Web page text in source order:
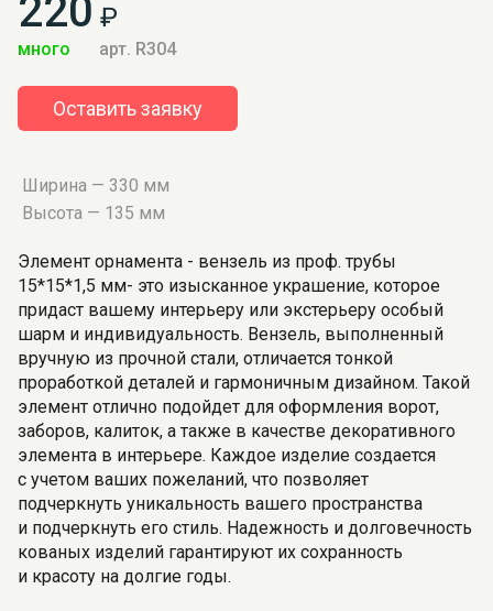
220 ₽
много арт. R304
Оставить заявку
Ширина — 330 мм
Высота — 135 мм
Элемент орнамента - вензель из проф. трубы
15*15*1,5 мм- это изысканное украшение, которое
придаст вашему интерьеру или экстерьеру особый
шарм и индивидуальность. Вензель, выполненный
вручную из прочной стали, отличается тонкой
проработкой деталей и гармоничным дизайном. Такой
элемент отлично подойдет для оформления ворот,
заборов, калиток, а также в качестве декоративного
элемента в интерьере. Каждое изделие создается
с учетом ваших пожеланий, что позволяет
подчеркнуть уникальность вашего пространства
и подчеркнуть его стиль. Надежность и долговечность
кованых изделий гарантируют их сохранность
и красоту на долгие годы.